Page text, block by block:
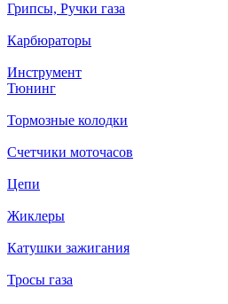
Грипсы, Ручки газа
Карбюраторы
Инструмент
Тюнинг
Тормозные колодки
Счетчики моточасов
Цепи
Жиклеры
Катушки зажигания
Тросы газа